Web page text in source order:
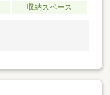
収納スペース